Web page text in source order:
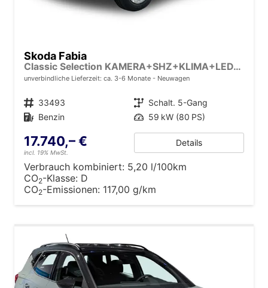
Skoda Fabia
Classic Selection KAMERA+SHZ+KLIMA+LED+15" LM+SMARTLINK
unverbindliche Lieferzeit: ca. 3-6 Monate Neuwagen
Fahrzeugnr. 33493 Getriebe Schalt. 5-Gang
Kraftstoff Benzin Leistung 59 kW (80 PS)
17.740,– €
incl. 19% MwSt.
Details
Verbrauch kombiniert: 5,20 l/100km
CO2-Klasse: D
CO2-Emissionen: 117,00 g/km